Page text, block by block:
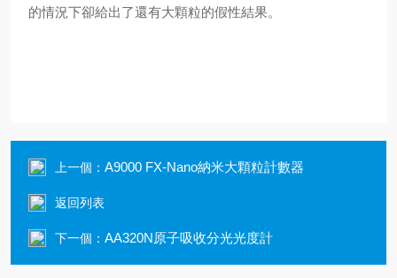
的情況下卻給出了還有大顆粒的假性結果。
上一個： A9000 FX-Nano納米大顆粒計數器
返回列表
下一個： AA320N原子吸收分光光度計